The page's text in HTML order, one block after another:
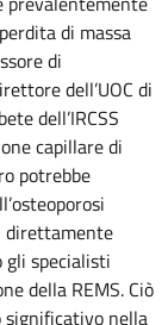
di massa
di
dell’UOC di
dell’IRCSS
capillare di
potrebbe
direttamente
gli specialisti
della REMS. Ciò
significativo nella